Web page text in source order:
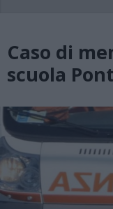
Caso di
scuola